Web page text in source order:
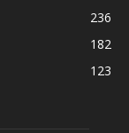
236
182
123